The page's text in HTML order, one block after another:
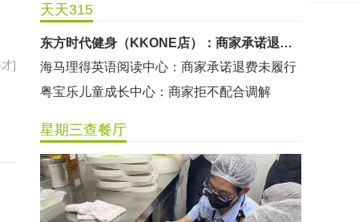
]
天天315
东方时代健身（KKONE店）：商家承诺退费未履行
海马理得英语阅读中心：商家承诺退费未履行
粤宝乐儿童成长中心：商家拒不配合调解
无上悦动健身：商家停业未退费
哈尔特健身：商家拒不配合调解
香港卡依宝贝国际婴幼儿游泳馆：商家停业未退费
星期三查餐厅